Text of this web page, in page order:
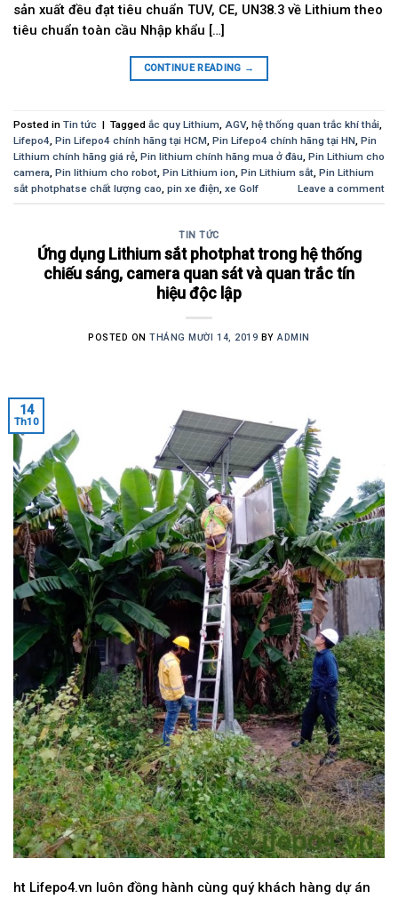
sản xuất đều đạt tiêu chuẩn TUV, CE, UN38.3 về Lithium theo
tiêu chuẩn toàn cầu Nhập khẩu […]
CONTINUE READING →
Posted in Tin tức | Tagged ắc quy Lithium, AGV, hệ thống quan trắc khí thải,
Lifepo4, Pin Lifepo4 chính hãng tại HCM, Pin Lifepo4 chính hãng tại HN, Pin
Lithium chính hãng giá rẻ, Pin lithium chính hãng mua ở đâu, Pin Lithium cho
camera, Pin lithium cho robot, Pin Lithium ion, Pin Lithium sắt, Pin Lithium
sắt photphatse chất lượng cao, pin xe điện, xe Golf Leave a comment
TIN TỨC
Ứng dụng Lithium sắt photphat trong hệ thống
chiếu sáng, camera quan sát và quan trắc tín
hiệu độc lập
POSTED ONTHÁNG MƯỜI 14, 2019 BYADMIN
14
Th10
ht Lifepo4.vn luôn đồng hành cùng quý khách hàng dự án